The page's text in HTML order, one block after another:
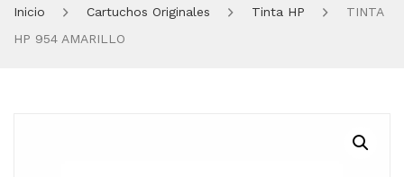
Inicio Cartuchos Originales Tinta HP
TINTA
HP 954 AMARILLO